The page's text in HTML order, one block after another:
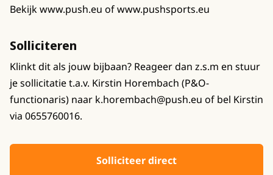
Bekijk www.push.eu of www.pushsports.eu
Solliciteren
Klinkt dit als jouw bijbaan? Reageer dan z.s.m en stuur
je sollicitatie t.a.v. Kirstin Horembach (P&O-
functionaris) naar k.horembach@push.eu of bel Kirstin
via 0655760016.
Solliciteer direct